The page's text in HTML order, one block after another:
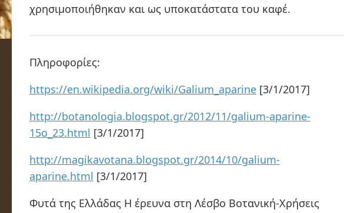
χρησιμοποιήθηκαν και ως υποκατάστατα του καφέ.
Πληροφορίες:
https://en.wikipedia.org/wiki/Galium_aparine [3/1/2017]
http://botanologia.blogspot.gr/2012/11/galium-aparine-
15o_23.html [3/1/2017]
http://magikavotana.blogspot.gr/2014/10/galium-
aparine.html [3/1/2017]
Φυτά της Ελλάδας Η έρευνα στη Λέσβο Βοτανική-Χρήσεις